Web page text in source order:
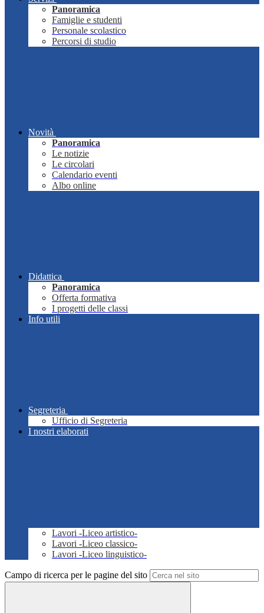
Panoramica
Famiglie e studenti
Personale scolastico
Percorsi di studio
Novità
Panoramica
Le notizie
Le circolari
Calendario eventi
Albo online
Didattica
Panoramica
Offerta formativa
I progetti delle classi
Info utili
Segreteria
Ufficio di Segreteria
I nostri elaborati
Lavori -Liceo artistico-
Lavori -Liceo classico-
Lavori -Liceo linguistico-
Campo di ricerca per le pagine del sito